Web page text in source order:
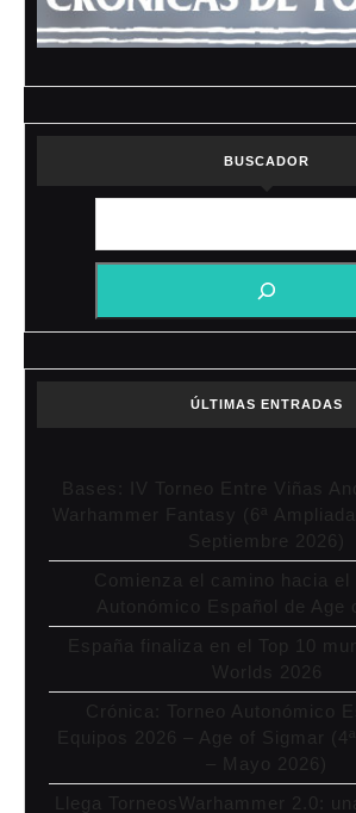
BUSCADOR
ÚLTIMAS ENTRADAS
Bases: IV Torneo Entre Viñas
Warhammer Fantasy (6ª
Septiembre 2026)
Comienza el camino hacia el
Autonómico Español de Age
España finaliza en el Top 10
Worlds 2026
Crónica: Torneo Autonómico
Equipos 2026 – Age of Sigmar
– Mayo 2026)
Llega TorneosWarhammer 2.0: